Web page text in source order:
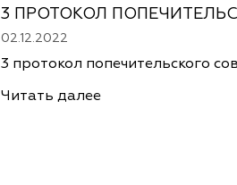
3 ПРОТОКОЛ
02.12.2022
3 протокол попечительского
Читать далее